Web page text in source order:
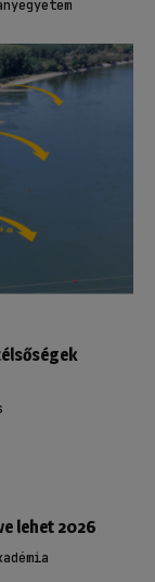
lehet 2026